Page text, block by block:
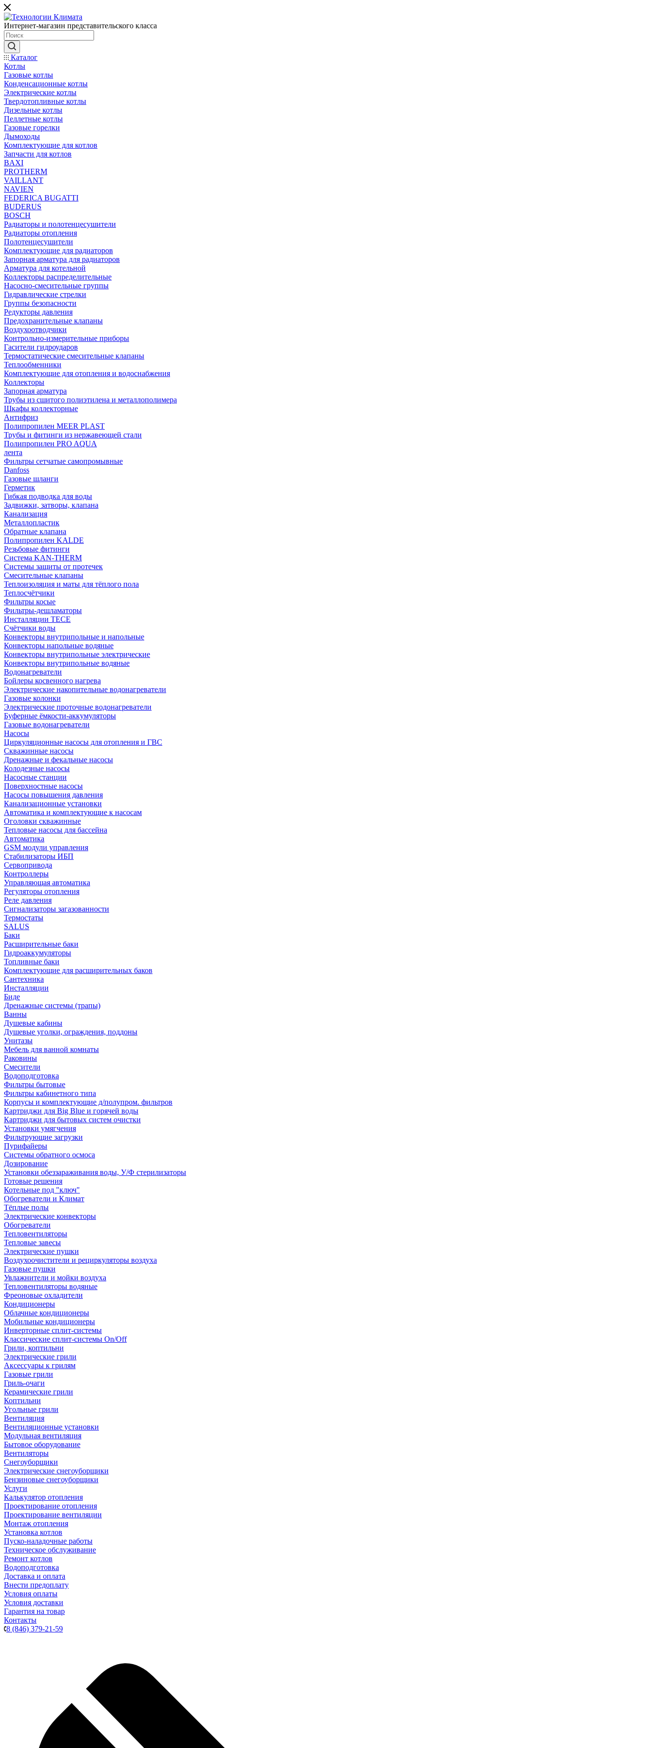
Интернет-магазин представительского класса
Каталог
Котлы
Газовые котлы
Конденсационные котлы
Электрические котлы
Твердотопливные котлы
Дизельные котлы
Пеллетные котлы
Газовые горелки
Дымоходы
Комплектующие для котлов
Запчасти для котлов
BAXI
PROTHERM
VAILLANT
NAVIEN
FEDERICA BUGATTI
BUDERUS
BOSCH
Радиаторы и полотенцесушители
Радиаторы отопления
Полотенцесушители
Комплектующие для радиаторов
Запорная арматура для радиаторов
Арматура для котельной
Коллекторы распределительные
Насосно-смесительные группы
Гидравлические стрелки
Группы безопасности
Редукторы давления
Предохранительные клапаны
Воздухоотводчики
Контрольно-измерительные приборы
Гасители гидроударов
Термостатические смесительные клапаны
Теплообменники
Комплектующие для отопления и водоснабжения
Коллекторы
Запорная арматура
Трубы из сшитого полиэтилена и металлополимера
Шкафы коллекторные
Антифриз
Полипропилен MEER PLAST
Трубы и фитинги из нержавеющей стали
Полипропилен PRO AQUA
лента
Фильтры сетчатые самопромывные
Danfoss
Газовые шланги
Герметик
Гибкая подводка для воды
Задвижки, затворы, клапана
Канализация
Металлопластик
Обратные клапана
Полипропилен KALDE
Резьбовые фитинги
Система KAN-THERM
Системы защиты от протечек
Смесительные клапаны
Теплоизоляция и маты для тёплого пола
Теплосчётчики
Фильтры косые
Фильтры-дешламаторы
Инсталляции TECE
Счётчики воды
Конвекторы внутрипольные и напольные
Конвекторы напольные водяные
Конвекторы внутрипольные электрические
Конвекторы внутрипольные водяные
Водонагреватели
Бойлеры косвенного нагрева
Электрические накопительные водонагреватели
Газовые колонки
Электрические проточные водонагреватели
Буферные ёмкости-аккумуляторы
Газовые водонагреватели
Насосы
Циркуляционные насосы для отопления и ГВС
Скважинные насосы
Дренажные и фекальные насосы
Колодезные насосы
Насосные станции
Поверхностные насосы
Насосы повышения давления
Канализационные установки
Автоматика и комплектующие к насосам
Оголовки скважинные
Тепловые насосы для бассейна
Автоматика
GSM модули управления
Стабилизаторы ИБП
Сервопривода
Контроллеры
Управляющая автоматика
Регуляторы отопления
Реле давления
Сигнализаторы загазованности
Термостаты
SALUS
Баки
Расширительные баки
Гидроаккумуляторы
Топливные баки
Комплектующие для расширительных баков
Сантехника
Инсталляции
Биде
Дренажные системы (трапы)
Ванны
Душевые кабины
Душевые уголки, ограждения, поддоны
Унитазы
Мебель для ванной комнаты
Раковины
Смесители
Водоподготовка
Фильтры бытовые
Фильтры кабинетного типа
Корпусы и комплектующие д/полупром. фильтров
Картриджи для Big Blue и горячей воды
Картриджи для бытовых систем очистки
Установки умягчения
Фильтрующие загрузки
Пурифайеры
Системы обратного осмоса
Дозирование
Установки обеззараживания воды, У/Ф стерилизаторы
Готовые решения
Котельные под "ключ"
Обогреватели и Климат
Тёплые полы
Электрические конвекторы
Обогреватели
Тепловентиляторы
Тепловые завесы
Электрические пушки
Воздухоочистители и рециркуляторы воздуха
Газовые пушки
Увлажнители и мойки воздуха
Тепловентиляторы водяные
Фреоновые охладители
Кондиционеры
Облачные кондиционеры
Мобильные кондиционеры
Инверторные сплит-системы
Классические сплит-системы On/Off
Грили, коптильни
Электрические грили
Аксессуары к грилям
Газовые грили
Гриль-очаги
Керамические грили
Коптильни
Угольные грили
Вентиляция
Вентиляционные установки
Модульная вентиляция
Бытовое оборудование
Вентиляторы
Снегоуборщики
Электрические снегоуборщики
Бензиновые снегоуборщики
Услуги
Калькулятор отопления
Проектирование отопления
Проектирование вентиляции
Монтаж отопления
Установка котлов
Пуско-наладочные работы
Техническое обслуживание
Ремонт котлов
Водоподготовка
Доставка и оплата
Внести предоплату
Условия оплаты
Условия доставки
Гарантия на товар
Контакты
8 (846) 379-21-59